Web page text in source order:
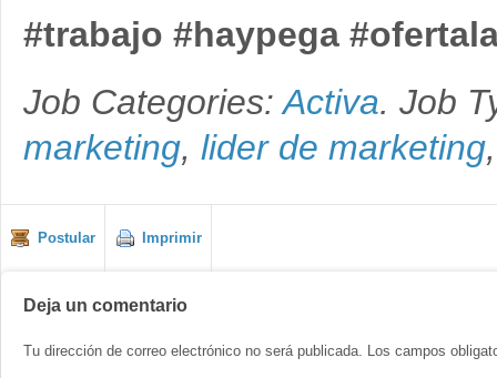
#trabajo #haypega
Job Categories:Activa. Job
marketing, lider de marketing
Postular Imprimir
Deja un comentario
Tu dirección de correo electrónico no será publicada. Los campos